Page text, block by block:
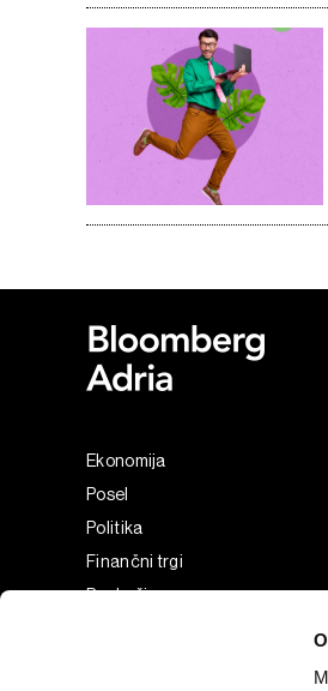
Ekonomija
Posel
Politika
Finančni trgi
Razkošje